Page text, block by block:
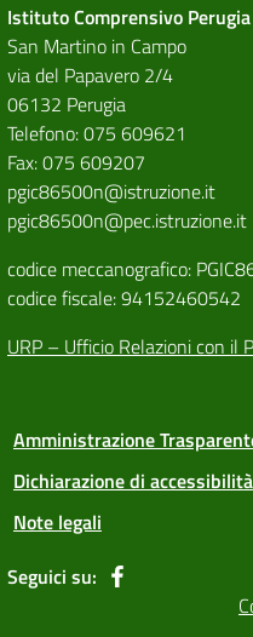
Istituto Comprensivo
San Martino in Campo
via del Papavero 2/4
06132 Perugia
Telefono: 075 609621
Fax: 075 609207
pgic86500n@istruzione.it
pgic86500n@pec.istruzione.it
codice meccanografico:
codice fiscale: 94152460542
URP – Ufficio Relazioni con il
Amministrazione
Dichiarazione di accessibilità
Note legali
Seguici su: